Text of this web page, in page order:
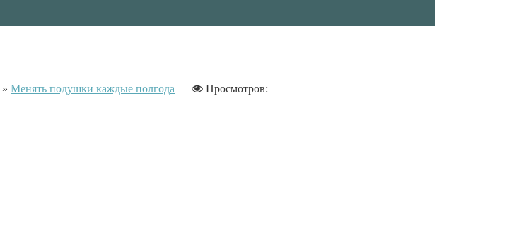
» Менять подушки каждые полгода Просмотров: